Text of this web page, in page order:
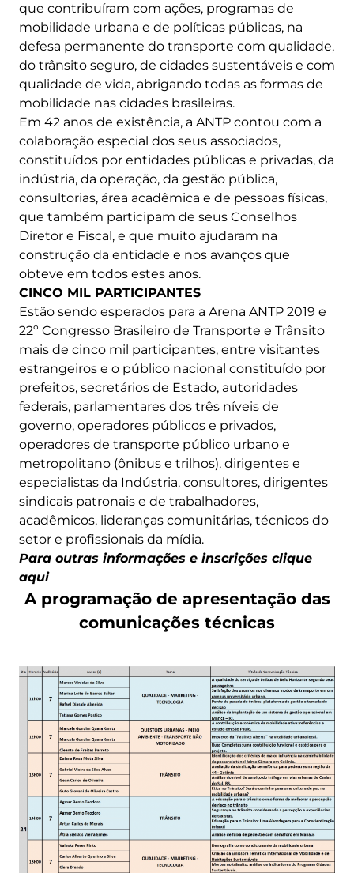
que contribuíram com ações, programas de
mobilidade urbana e de políticas públicas, na
defesa permanente do transporte com qualidade,
do trânsito seguro, de cidades sustentáveis e com
qualidade de vida, abrigando todas as formas de
mobilidade nas cidades brasileiras.
Em 42 anos de existência, a ANTP contou com a
colaboração especial dos seus associados,
constituídos por entidades públicas e privadas, da
indústria, da operação, da gestão pública,
consultorias, área acadêmica e de pessoas físicas,
que também participam de seus Conselhos
Diretor e Fiscal, e que muito ajudaram na
construção da entidade e nos avanços que
obteve em todos estes anos.
CINCO MIL PARTICIPANTES
Estão sendo esperados para a Arena ANTP 2019 e
22º Congresso Brasileiro de Transporte e Trânsito
mais de cinco mil participantes, entre visitantes
estrangeiros e o público nacional constituído por
prefeitos, secretários de Estado, autoridades
federais, parlamentares dos três níveis de
governo, operadores públicos e privados,
operadores de transporte público urbano e
metropolitano (ônibus e trilhos), dirigentes e
especialistas da Indústria, consultores, dirigentes
sindicais patronais e de trabalhadores,
acadêmicos, lideranças comunitárias, técnicos do
setor e profissionais da mídia.
Para outras informações e inscrições clique
aqui
A programação de apresentação das
comunicações técnicas